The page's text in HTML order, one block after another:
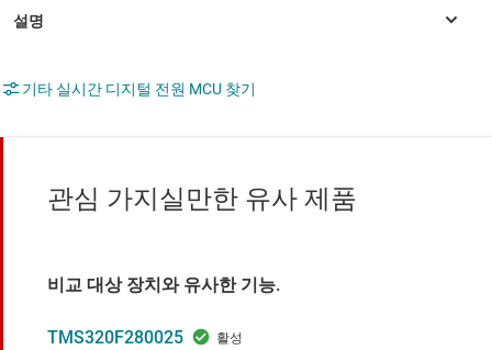
기타 실시간 디지털 전원 MCU 찾기
관심 가지실만한 유사 제품
비교 대상 장치와 유사한 기능.
TMS320F280025